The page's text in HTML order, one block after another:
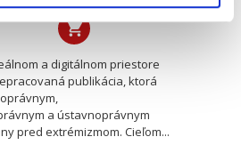
a digitálnom priestore
publikácia, ktorá
a ústavnoprávnym
pred extrémizmom. Cieľom...